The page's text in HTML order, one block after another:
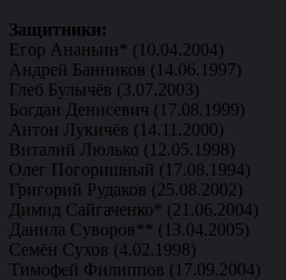
Защитники:
Егор Ананьин* (10.04.2004)
Андрей Банников (14.06.1997)
Глеб Булычёв (3.07.2003)
Богдан Денисевич (17.08.1999)
Антон Лукичёв (14.11.2000)
Виталий Люлько (12.05.1998)
Олег Погоришный (17.08.1994)
Григорий Рудаков (25.08.2002)
Димид Сайгаченко* (21.06.2004)
Данила Суворов** (13.04.2005)
Семён Сухов (4.02.1998)
Тимофей Филиппов (17.09.2004)